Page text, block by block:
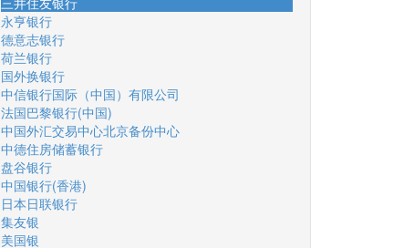
永亨银行
德意志银行
荷兰银行
国外换银行
中信银行国际（中国）有限公司
法国巴黎银行(中国)
中国外汇交易中心北京备份中心
中德住房储蓄银行
盘谷银行
中国银行(香港)
日本日联银行
集友银
美国银